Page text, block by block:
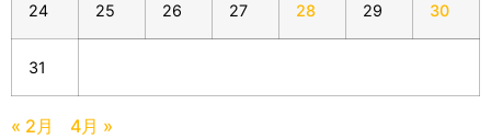
24 25 26 27 28 29 30
31
« 2月 4月 »